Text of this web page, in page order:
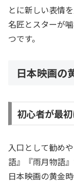
とに新しい表情
名匠とスターが
つです。
日本映画の
初心者が最
入口として勧め
語』『雨月物語
日本映画の黄金